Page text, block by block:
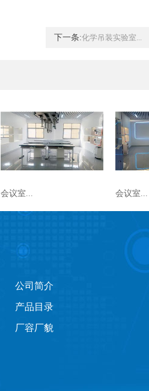
下一条:化学吊装实验室...
会议室... 会议室...
公司简介
产品目录
厂容厂貌